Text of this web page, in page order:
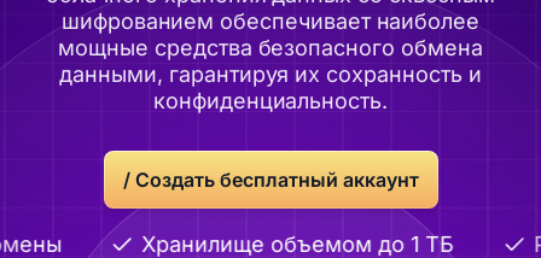
шифрованием обеспечивает наиболее
мощные средства безопасного обмена
данными, гарантируя их сохранность и
конфиденциальность.
/ Создать бесплатный аккаунт
Хранилище объемом до 1 ТБ